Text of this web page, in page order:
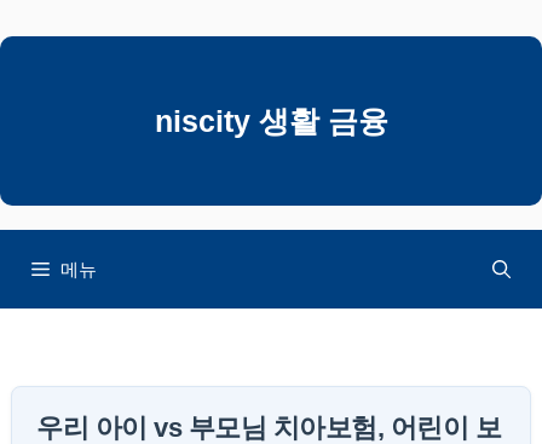
텐
뛰
niscity 생활 금융
메뉴
우리 아이 vs 부모님 치아보험, 어린이 보